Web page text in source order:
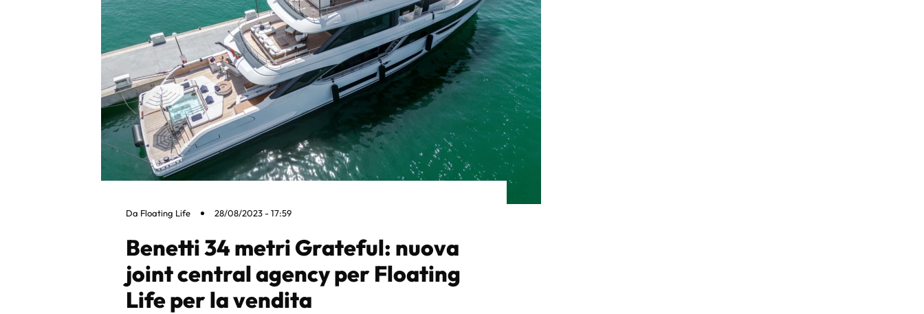
Da Floating Life 28/08/2023 - 17:59
Benetti 34 metri Grateful: nuova
joint central agency per Floating
Life per la vendita